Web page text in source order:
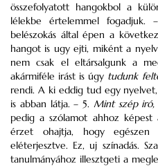
összefolyatott hangokbol a
lélekbe értelemmel fogadjuk.
belészokás által épen a
hangot is ugy ejti, miként a
nem csak el eltársalgunk a
akármiféle irást is úgy tudunk
rendi. A ki eddig tud egy
is abban látja. – 5. Mint szép
pedig a szólamot ahhoz
érzet ohajtja, hogy
eléterjesztve. Ez, uj színadás.
tanulmányához illesztgeti a